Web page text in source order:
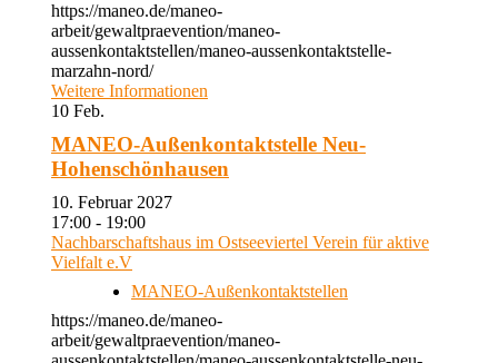
https://maneo.de/maneo-
arbeit/gewaltpraevention/maneo-
aussenkontaktstellen/maneo-aussenkontaktstelle-
marzahn-nord/
Weitere Informationen
10 Feb.
MANEO-Außenkontaktstelle Neu-
Hohenschönhausen
10. Februar 2027
17:00 - 19:00
Nachbarschaftshaus im Ostseeviertel Verein für aktive
Vielfalt e.V
MANEO-Außenkontaktstellen
https://maneo.de/maneo-
arbeit/gewaltpraevention/maneo-